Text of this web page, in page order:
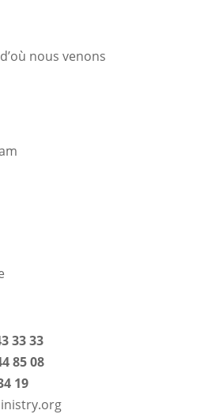
nous venons
33 33
85 08
19